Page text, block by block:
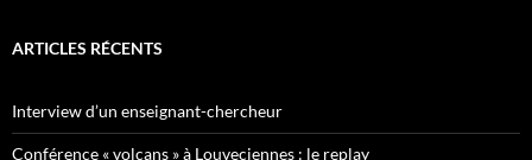
ARTICLES RÉCENTS
Interview d’un enseignant-chercheur
Conférence « volcans » à Louveciennes : le replay